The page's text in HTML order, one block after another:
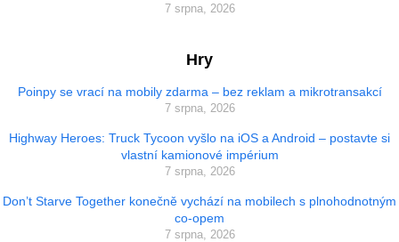
7 srpna, 2026
Hry
Poinpy se vrací na mobily zdarma – bez reklam a mikrotransakcí
7 srpna, 2026
Highway Heroes: Truck Tycoon vyšlo na iOS a Android – postavte si
vlastní kamionové impérium
7 srpna, 2026
Don’t Starve Together konečně vychází na mobilech s plnohodnotným
co-opem
7 srpna, 2026